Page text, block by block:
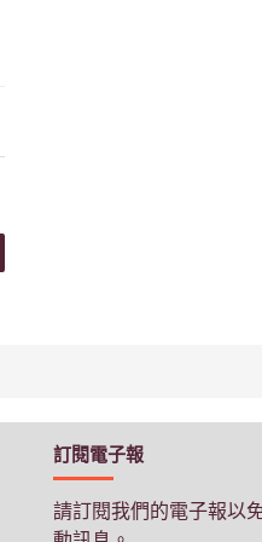
訂閱電子報
請訂閱我們的電子報以